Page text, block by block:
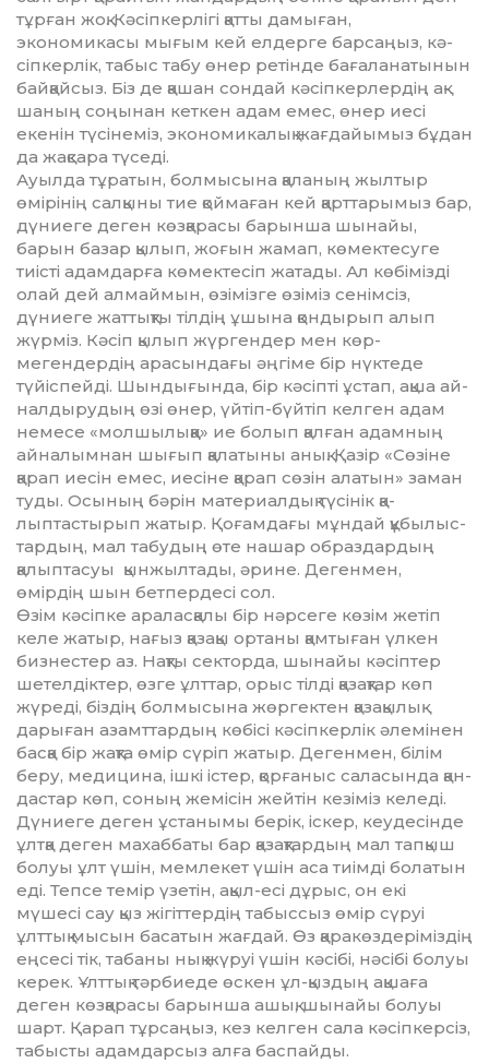
тұрған жоқ. Кәсіп­кер­лігі қатты дамыған,
экономикасы мығым кей елдерге барсаңыз, кә­­
сіпкерлік, табыс табу өнер ре­тінде бағаланатынын
байқайсыз. Біз де қашан сондай кәсіп­кер­лердің ақ­
шаның соңынан кеткен адам емес, өнер иесі
екенін түсі­не­міз, эко­номикалық жағдайы­мыз бұ­дан
да жақсара түседі.
Ауылда тұратын, болмысына қа­ланың жылтыр
өмірінің сал­қыны тие қоймаған кей қарттары­мыз бар,
дүниеге деген көзқарасы барынша шынайы,
барын базар қылып, жоғын жамап, көмектесу­ге
тиісті адамдарға көмектесіп жа­­тады. Ал көбімізді
олай дей ал­­май­мын, өзімізге өзіміз сенім­сіз,
дүниеге жаттықты тілдің ұш­ы­­­на қондырып алып
жүрміз. Кә­сіп қылып жүргендер мен көр­
мегендердің арасындағы әңгіме бір нүктеде
түйіспейді. Шынды­ғын­да, бір кәсіпті ұстап, ақша ай­
налдырудың өзі өнер, үйтіп-бүй­тіп келген адам
немесе «мол­шылыққа» ие болып қалған адам­­­ның
айналымнан шығып қалатыны анық. Қазір «Сөзіне
қарап иесін емес, иесіне қарап сөзін алатын» заман
туды. Осы­ның бәрін материалдық түсінік қа­­
лыптастырып жатыр. Қо­ғам­дағы мұндай құбылыс­
тар­дың, мал табудың өте нашар образ­дардың
қалыптасуы қынжыл­тады, әрине. Дегенмен,
өмірдің шын бетпердесі сол.
Өзім кәсіпке араласқалы бір нәр­сеге көзім жетіп
келе жатыр, на­ғыз қазақы ортаны қамтыған үлкен
бизнестер аз. Нақты секторда, шынайы кәсіптер
шет­ел­діктер, өзге ұлттар, орыс тілді қа­зақ­тар көп
жүреді, біздің болмысына жөргектен қазақылық
дарыған азамттардың көбісі кә­сіпкерлік әлемінен
басқа бір жақ­та өмір сүріп жатыр. Дегенмен, білім
беру, медицина, ішкі іс­тер, қорғаныс саласында қан­
дастар көп, соның жемісін жейтін кезіміз келеді.
Дүниеге деген ұстанымы берік, іскер, кеудесінде
ұлтқа деген махаббаты бар қазақ­тардың мал тапқыш
болуы ұлт үшін, мемлекет үшін аса тиімді бо­латын
еді. Тепсе темір үзетін, ақыл-есі дұрыс, он екі
мүшесі сау қыз жігіттердің табыссыз өмір сүруі
ұлттық мысын басатын жағ­дай. Өз қаракөздеріміздің
еңсе­сі тік, табаны нық жүруі үшін кәсібі, нәсібі болуы
керек. Ұлт­тық тәрбиеде өскен ұл-қыз­дың ақшаға
деген көзқарасы ба­рын­­ша ашық, шынайы болуы
шарт. Қарап тұрсаңыз, кез келген са­ла кәсіпкерсіз,
табысты адамдарсыз алға баспайды.